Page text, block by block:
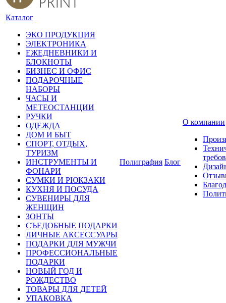
Каталог
ЭКО ПРОДУКЦИЯ
ЭЛЕКТРОНИКА
ЕЖЕДНЕВНИКИ И
БЛОКНОТЫ
БИЗНЕС И ОФИС
ПОДАРОЧНЫЕ
НАБОРЫ
ЧАСЫ И
МЕТЕОСТАНЦИИ
РУЧКИ
ОДЕЖДА
ДОМ И БЫТ
СПОРТ, ОТДЫХ,
ТУРИЗМ
ИНСТРУМЕНТЫ И
ФОНАРИ
СУМКИ И РЮКЗАКИ
КУХНЯ И ПОСУДА
СУВЕНИРЫ ДЛЯ
ЖЕНЩИН
ЗОНТЫ
СЪЕДОБНЫЕ ПОДАРКИ
ЛИЧНЫЕ АКСЕССУАРЫ
ПОДАРКИ ДЛЯ МУЖЧИ
ПРОФЕССИОНАЛЬНЫЕ
ПОДАРКИ
НОВЫЙ ГОД И
РОЖДЕСТВО
ТОВАРЫ ДЛЯ ДЕТЕЙ
УПАКОВКА
Полиграфия Блог
О компании